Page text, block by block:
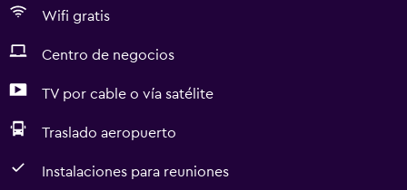
Wifi gratis
Centro de negocios
TV por cable o vía satélite
Traslado aeropuerto
Instalaciones para reuniones